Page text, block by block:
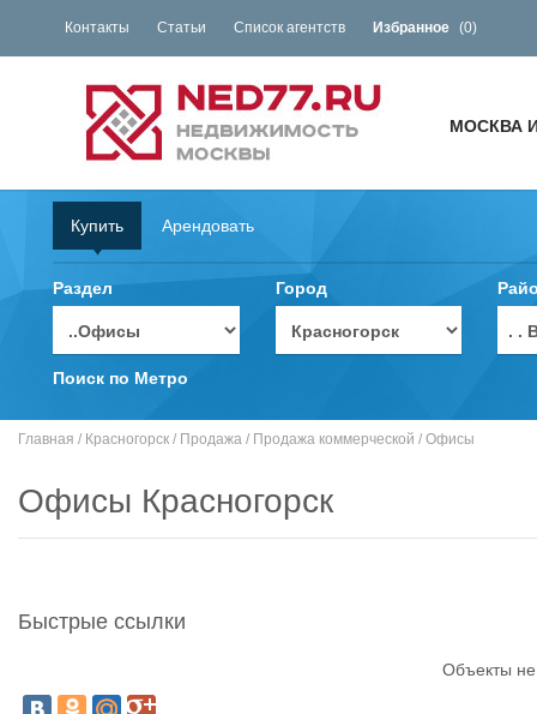
Контакты Статьи Список агентств Избранное (0)
МОСКВА
Купить Арендовать
Раздел Город
. .
Поиск по Метро
Главная / Красногорск / Продажа / Продажа коммерческой / Офисы
Офисы Красногорск
Быстрые ссылки
Объекты